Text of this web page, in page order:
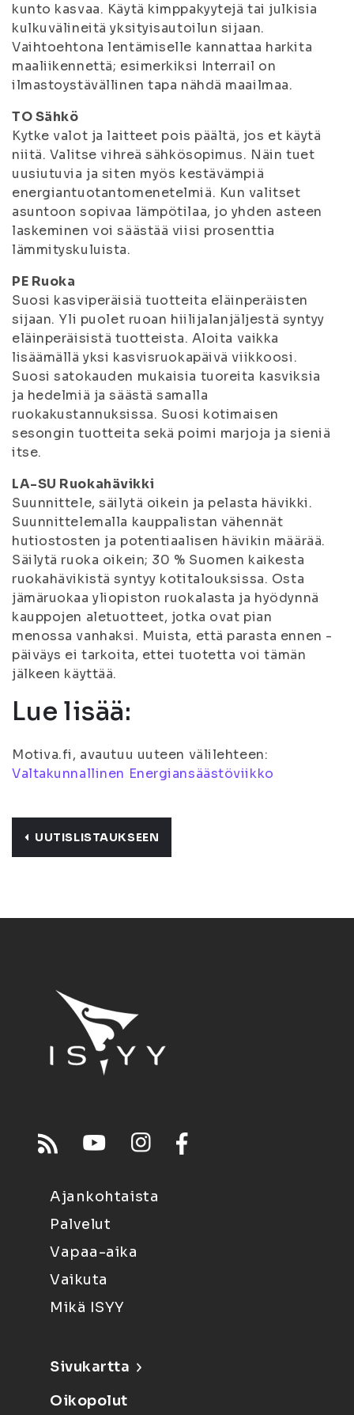
kunto kasvaa. Käytä kimppakyytejä tai julkisia
kulkuvälineitä yksityisautoilun sijaan.
Vaihtoehtona lentämiselle kannattaa harkita
maaliikennettä; esimerkiksi Interrail on
ilmastoystävällinen tapa nähdä maailmaa.
TO Sähkö
Kytke valot ja laitteet pois päältä, jos et käytä
niitä. Valitse vihreä sähkösopimus. Näin tuet
uusiutuvia ja siten myös kestävämpiä
energiantuotantomenetelmiä. Kun valitset
asuntoon sopivaa lämpötilaa, jo yhden asteen
laskeminen voi säästää viisi prosenttia
lämmityskuluista.
PE Ruoka
Suosi kasviperäisiä tuotteita eläinperäisten
sijaan. Yli puolet ruoan hiilijalanjäljestä syntyy
eläinperäisistä tuotteista. Aloita vaikka
lisäämällä yksi kasvisruokapäivä viikkoosi.
Suosi satokauden mukaisia tuoreita kasviksia
ja hedelmiä ja säästä samalla
ruokakustannuksissa. Suosi kotimaisen
sesongin tuotteita sekä poimi marjoja ja sieniä
itse.
LA-SU Ruokahävikki
Suunnittele, säilytä oikein ja pelasta hävikki.
Suunnittelemalla kauppalistan vähennät
hutiostosten ja potentiaalisen hävikin määrää.
Säilytä ruoka oikein; 30 % Suomen kaikesta
ruokahävikistä syntyy kotitalouksissa. Osta
jämäruokaa yliopiston ruokalasta ja hyödynnä
kauppojen aletuotteet, jotka ovat pian
menossa vanhaksi. Muista, että parasta ennen -
päiväys ei tarkoita, ettei tuotetta voi tämän
jälkeen käyttää.
Lue lisää:
Motiva.fi, avautuu uuteen välilehteen:
Valtakunnallinen Energiansäästöviikko
UUTISLISTAUKSEEN
Ajankohtaista
Palvelut
Vapaa-aika
Vaikuta
Mikä ISYY
Sivukartta
Oikopolut